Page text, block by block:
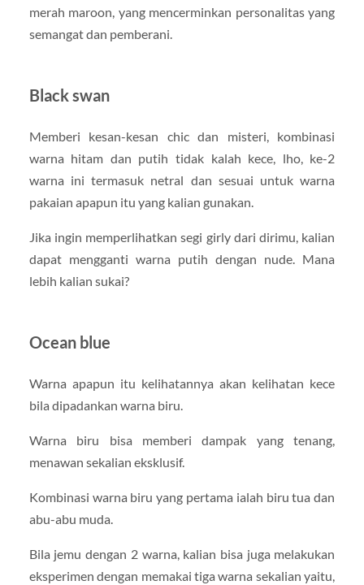
merah maroon, yang mencerminkan personalitas yang
semangat dan pemberani.
Black swan
Memberi kesan-kesan chic dan misteri, kombinasi
warna hitam dan putih tidak kalah kece, lho, ke-2
warna ini termasuk netral dan sesuai untuk warna
pakaian apapun itu yang kalian gunakan.
Jika ingin memperlihatkan segi girly dari dirimu, kalian
dapat mengganti warna putih dengan nude. Mana
lebih kalian sukai?
Ocean blue
Warna apapun itu kelihatannya akan kelihatan kece
bila dipadankan warna biru.
Warna biru bisa memberi dampak yang tenang,
menawan sekalian eksklusif.
Kombinasi warna biru yang pertama ialah biru tua dan
abu-abu muda.
Bila jemu dengan 2 warna, kalian bisa juga melakukan
eksperimen dengan memakai tiga warna sekalian yaitu,